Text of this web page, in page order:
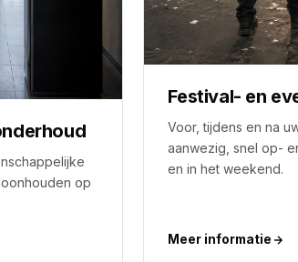
op
Festival- en
Voor, tijdens en na
aanwezig, snel op-
en in het weekend.
Meer informatie